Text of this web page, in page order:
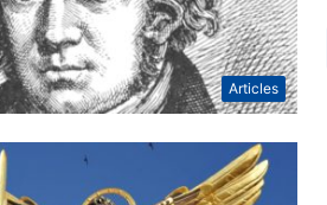
Articles